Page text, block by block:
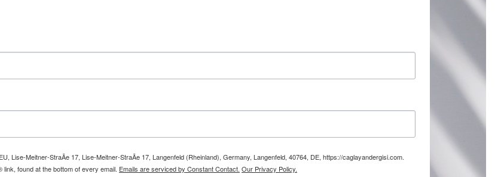
Meitner-StraÃe 17, Lise-Meitner-StraÃe 17, Langenfeld (Rheinland), Germany, Langenfeld, 40764, DE, https://caglayandergisi.com.
found at the bottom of every email. Emails are serviced by Constant Contact. Our Privacy Policy.